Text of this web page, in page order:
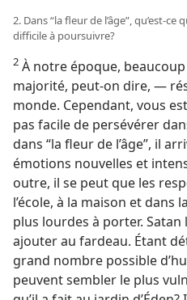
2. Dans “la fleur de l’âge”, qu’est-​
difficile à poursuivre?
2 À notre époque,
majorité, peut-​on dire, —
monde. Cependant, vous
pas facile de persévérer
dans “la fleur de l’âge”, il
émotions nouvelles et
outre, il se peut que les
l’école, à la maison et
plus lourdes à porter.
ajouter au fardeau. Étant
grand nombre possible
peuvent sembler le plus